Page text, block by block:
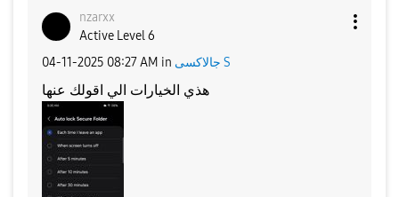
nzarxx
Active Level 6
‎04-11-2025 08:27 AM in جالاكسى S
هذي الخيارات الي اقولك عنها